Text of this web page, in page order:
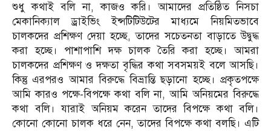
শুধু কথাই বলি না, কাজও করি। আমাদের প্রতিষ্ঠিত নিসচা
মেকানিক্যাল ড্রাইভিং ইন্সটিটিউটের মাধ্যমে নিয়মিতভাবে
চালকদের প্রশিক্ষণ দেয়া হচ্ছে, তাদের সচেতনতা বাড়াতে উদ্বুদ্ধ
করা হচ্ছে। পাশাপাশি দক্ষ চালক তৈরি করা হচ্ছে। আমরা
চালকদের প্রশিক্ষণ ও দক্ষতা বৃদ্ধির কথা সবসময়ই বলে আসছি।
কিন্তু এরপরও আমার বিরুদ্ধে বিভ্রান্তি ছড়ানো হচ্ছে। প্রকৃতপক্ষে
আমি কারও পক্ষে-বিপক্ষে কথা বলি না, আমি অনিয়মের বিরুদ্ধে
কথা বলি। যারাই অনিয়ম করেন তাদের বিপক্ষে কথা বলি।
কোনো কোনো চালক ধরে নেন, তাদের বিপক্ষে কথা বলছি। এটি